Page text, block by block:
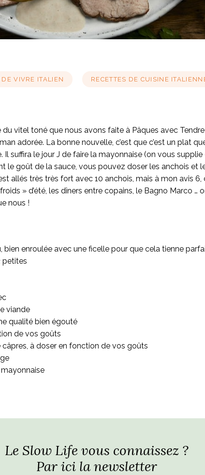
DE VIVRE ITALIEN RECETTES DE CUISINE
vitel toné que nous avons faite à Pâques avec
adorée. La bonne nouvelle, c’est que c’est un plat
Il suffira le jour J de faire la mayonnaise (on vous
le goût de la sauce, vous pouvez doser les anchois et
allés très très fort avec 10 anchois, mais à mon avis 6,
» d’été, les dîners entre copains, le Bagno Marco …
nous !
bien enroulée avec une ficelle pour que cela tienne
petites
viande
qualité bien égouté
de vos goûts
câpres, à doser en fonction de vos goûts
en dés (ou passer vite fait au mixer) la carotte, le céleri
avec un couvercle qui ferme parfaitement), mettre 2
coupés et faire revenir à feu vif pendant 15
Le Slow Life vous connaissez ?
Par ici la newsletter